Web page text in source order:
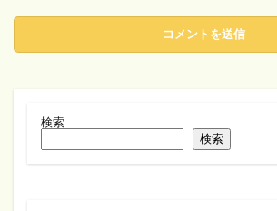
検索
検索